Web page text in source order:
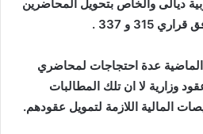
ديالى والخاص بتحويل المحاضرين
315 و 337 .
عدة احتجاجات لمحاضري
وزارية لا ان تلك المطالبات
المالية اللازمة لتمويل عقودهم.